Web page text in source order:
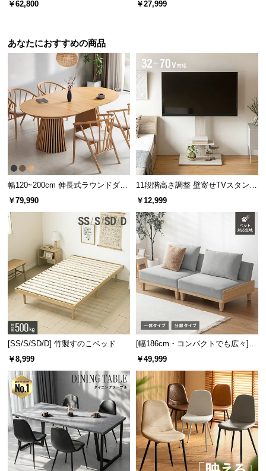
￥62,800 ￥27,999
あなたにおすすめの商品
幅120~200cm 伸長式ラウンドダイ
ニングテーブル 6人掛け 天然木突
板 美しい格子デザイン
￥79,990
11段階高さ調整 壁寄せTVスタンド
キャスター付き 上下左右角度調節
￥12,999
[SS/S/SD/D] 竹製すのこベッド
￥8,999
[幅186cm・コンパクトでも広々] 3
人掛けソファベッド リクライニン
￥49,999